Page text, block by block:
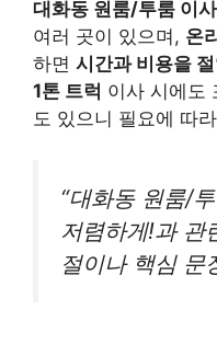
대화동 원룸/투룸 이사
여러 곳이 있으며, 온
하면 시간과 비용을
1톤 트럭 이사 시에도
도 있으니 필요에 따
“대화동 원룸/
저렴하게!과 관
절이나 핵심 문